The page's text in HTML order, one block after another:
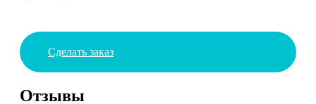
Сделать заказ
Отзывы